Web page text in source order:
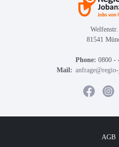
81541
Phone: 0800 -
Mail:
AGB